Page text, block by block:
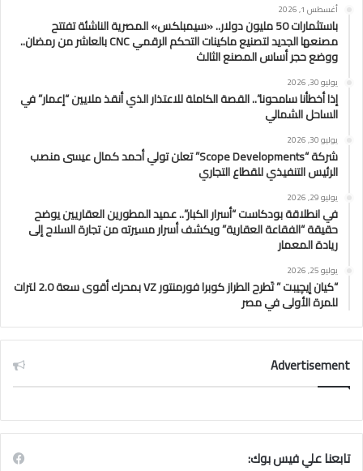
أغسطس 1, 2026
باستثمارات 50 مليون دولار.. «سيمبلكس» المصرية الناشئة تفتتح
مصنعها الجديد لتصنيع ماكينات التحكم الرقمي CNC بالعاشر من رمضان..
ووضع حجر أساس المصنع الثالث
يوليو 30, 2026
إذا أخطأنا سامحونا”.. القصة الكاملة للاعتذار الذي أنقذ ملايين “إعمار” في
الساحل الشمالي
يوليو 30, 2026
شركة “Scope Developments” تعلن تولي أحمد كمال عيسى منصب
الرئيس التنفيذي للقطاع التجاري
يوليو 29, 2026
في انطلاقة بودكاست “أسرار الكبار”.. عميد المطورين العقاريين يوضح
حقيقة “الفقاعة العقارية” ويكشف أسرار مسيرته من تجارة السلاح إلى
ريادة المعمار
يوليو 25, 2026
“كيان إيچيبت ” تَطرح الطراز كوبرا فورمنتور VZ بمحرك أقوى سعة 2.0 لترات
للمرة الأولى في مصر
Advertisement
تابعنا علي فيس بوك: